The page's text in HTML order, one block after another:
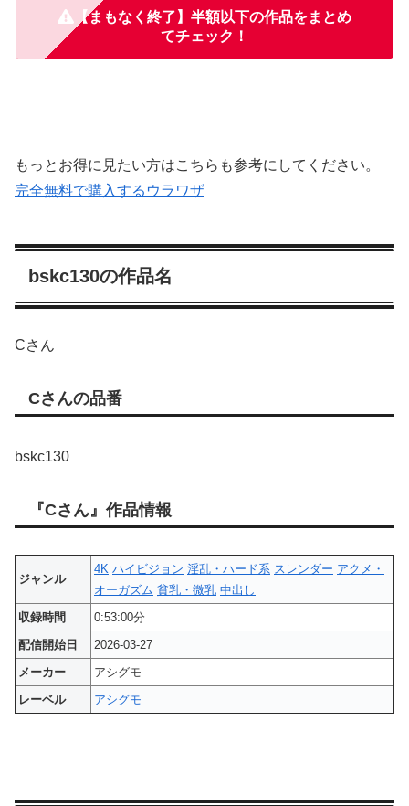
【まもなく終了】半額以下の作品をまとめ
てチェック！
もっとお得に見たい方はこちらも参考にしてください。
完全無料で購入するウラワザ
bskc130の作品名
Cさん
Cさんの品番
bskc130
『Cさん』作品情報
ジャンル
4K ハイビジョン 淫乱・ハード系 スレンダー アクメ・
オーガズム 貧乳・微乳 中出し
収録時間
0:53:00分
配信開始日
2026-03-27
メーカー
アシグモ
レーベル
アシグモ